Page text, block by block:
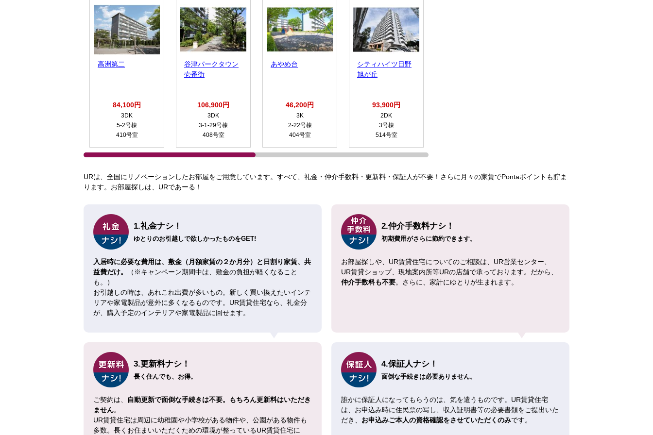
高洲第二
84,100円
3DK
5-2号棟
410号室
谷津パークタウン
壱番街
106,900円
3DK
3-1-29号棟
408号室
あやめ台
46,200円
3K
2-22号棟
404号室
シティハイツ日野
旭が丘
93,900円
2DK
3号棟
514号室
URは、全国にリノベーションしたお部屋をご用意しています。すべて、礼金・仲介手数料・更新料・保証人が不要！さらに月々の家賃でPontaポイントも貯ま
ります。お部屋探しは、URであーる！
1.礼金ナシ！
ゆとりのお引越しで欲しかったものをGET!
入居時に必要な費用は、敷金（月額家賃の２か月分）と日割り家賃、共
益費だけ。
（※キャンペーン期間中は、敷金の負担が軽くなること
も。）
お引越しの時は、あれこれ出費が多いもの。新しく買い換えたいインテ
リアや家電製品が意外に多くなるものです。UR賃貸住宅なら、礼金分
が、購入予定のインテリアや家電製品に回せます。
2.仲介手数料ナシ！
初期費用がさらに節約できます。
お部屋探しや、UR賃貸住宅についてのご相談は、UR営業センター、
UR賃貸ショップ、現地案内所等URの店舗で承っております。だから、
仲介手数料も不要。さらに、家計にゆとりが生まれます。
3.更新料ナシ！
長く住んでも、お得。
ご契約は、
自動更新で面倒な手続きは不要。もちろん更新料はいただき
ません。
UR賃貸住宅は周辺に幼稚園や小学校がある物件や、公園がある物件も
多数。長くお住まいいただくための環境が整っているUR賃貸住宅に
4.保証人ナシ！
面倒な手続きは必要ありません。
誰かに保証人になってもらうのは、気を遣うものです。UR賃貸住宅
は、お申込み時に住民票の写し、収入証明書等の必要書類をご提出いた
だき、 お申込みご本人の資格確認をさせていただくのみです。